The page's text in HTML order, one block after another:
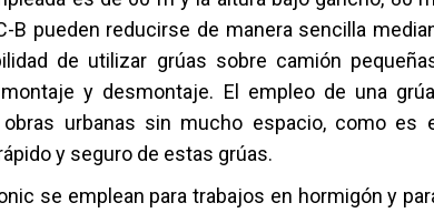
B pueden reducirse de manera sencilla
de utilizar grúas sobre camión
y desmontaje. El empleo de una
urbanas sin mucho espacio, como es
y seguro de estas grúas.
se emplean para trabajos en hormigón y